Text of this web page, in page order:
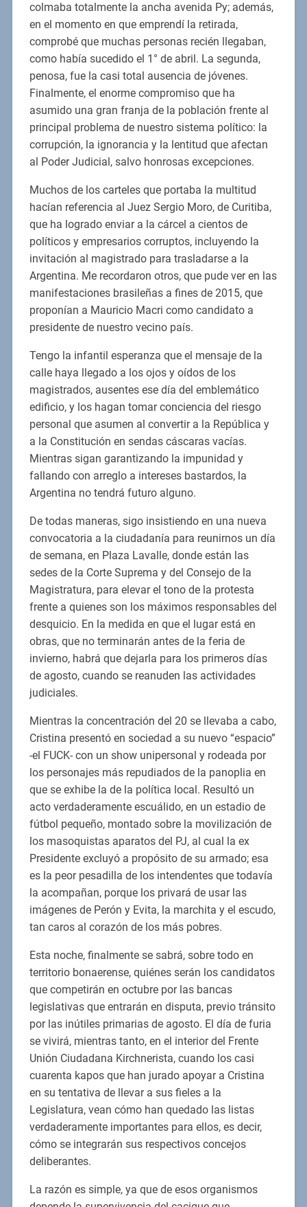
colmaba totalmente la ancha avenida Py; además,
en el momento en que emprendí la retirada,
comprobé que muchas personas recién llegaban,
como había sucedido el 1° de abril. La segunda,
penosa, fue la casi total ausencia de jóvenes.
Finalmente, el enorme compromiso que ha
asumido una gran franja de la población frente al
principal problema de nuestro sistema político: la
corrupción, la ignorancia y la lentitud que afectan
al Poder Judicial, salvo honrosas excepciones.
Muchos de los carteles que portaba la multitud
hacían referencia al Juez Sergio Moro, de Curitiba,
que ha logrado enviar a la cárcel a cientos de
políticos y empresarios corruptos, incluyendo la
invitación al magistrado para trasladarse a la
Argentina. Me recordaron otros, que pude ver en las
manifestaciones brasileñas a fines de 2015, que
proponían a Mauricio Macri como candidato a
presidente de nuestro vecino país.
Tengo la infantil esperanza que el mensaje de la
calle haya llegado a los ojos y oídos de los
magistrados, ausentes ese día del emblemático
edificio, y los hagan tomar conciencia del riesgo
personal que asumen al convertir a la República y
a la Constitución en sendas cáscaras vacías.
Mientras sigan garantizando la impunidad y
fallando con arreglo a intereses bastardos, la
Argentina no tendrá futuro alguno.
De todas maneras, sigo insistiendo en una nueva
convocatoria a la ciudadanía para reunirnos un día
de semana, en Plaza Lavalle, donde están las
sedes de la Corte Suprema y del Consejo de la
Magistratura, para elevar el tono de la protesta
frente a quienes son los máximos responsables del
desquicio. En la medida en que el lugar está en
obras, que no terminarán antes de la feria de
invierno, habrá que dejarla para los primeros días
de agosto, cuando se reanuden las actividades
judiciales.
Mientras la concentración del 20 se llevaba a cabo,
Cristina presentó en sociedad a su nuevo “espacio”
-el FUCK- con un show unipersonal y rodeada por
los personajes más repudiados de la panoplia en
que se exhibe la de la política local. Resultó un
acto verdaderamente escuálido, en un estadio de
fútbol pequeño, montado sobre la movilización de
los masoquistas aparatos del PJ, al cual la ex
Presidente excluyó a propósito de su armado; esa
es la peor pesadilla de los intendentes que todavía
la acompañan, porque los privará de usar las
imágenes de Perón y Evita, la marchita y el escudo,
tan caros al corazón de los más pobres.
Esta noche, finalmente se sabrá, sobre todo en
territorio bonaerense, quiénes serán los candidatos
que competirán en octubre por las bancas
legislativas que entrarán en disputa, previo tránsito
por las inútiles primarias de agosto. El día de furia
se vivirá, mientras tanto, en el interior del Frente
Unión Ciudadana Kirchnerista, cuando los casi
cuarenta kapos que han jurado apoyar a Cristina
en su tentativa de llevar a sus fieles a la
Legislatura, vean cómo han quedado las listas
verdaderamente importantes para ellos, es decir,
cómo se integrarán sus respectivos concejos
deliberantes.
La razón es simple, ya que de esos organismos